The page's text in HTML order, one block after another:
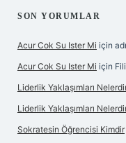
SON YORUMLAR
Acur Cok Su Ister Mi için
Acur Cok Su Ister Mi için
Liderlik Yaklaşımları
Liderlik Yaklaşımları
Sokratesin Öğrencisi Kimdir